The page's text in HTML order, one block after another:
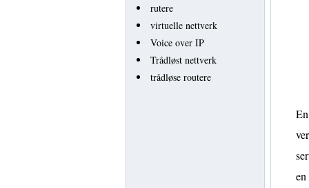
rutere
virtuelle nettverk
Voice over IP
Trådløst nettverk
trådløse routere
en